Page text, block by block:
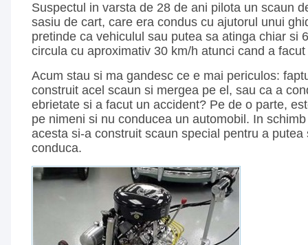
Suspectul in varsta de 28 de ani pilota un scaun
sasiu de cart, care era condus cu ajutorul unui
pretinde ca vehiculul sau putea sa atinga chiar si
circula cu aproximativ 30 km/h atunci cand a
Acum stau si ma gandesc ce e mai periculos:
construit acel scaun si mergea pe el, sau ca a
ebrietate si a facut un accident? Pe de o parte,
pe nimeni si nu conducea un automobil. In
acesta si-a construit scaun special pentru a putea
conduca.